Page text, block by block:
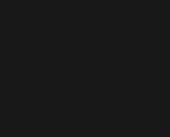
link)
(external link)
(external